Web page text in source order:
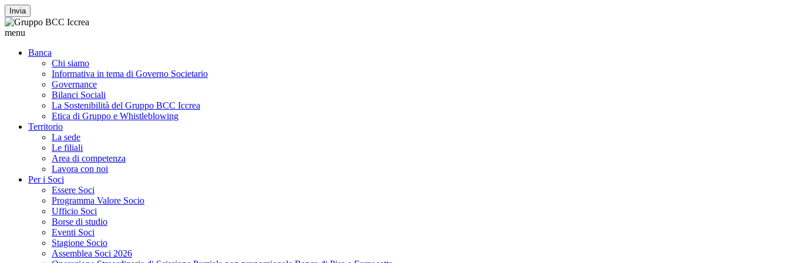
Invia
menu
Banca
Chi siamo
Informativa in tema di Governo Societario
Governance
Bilanci Sociali
La Sostenibilità del Gruppo BCC Iccrea
Etica di Gruppo e Whistleblowing
Territorio
La sede
Le filiali
Area di competenza
Lavora con noi
Per i Soci
Essere Soci
Programma Valore Socio
Ufficio Soci
Borse di studio
Eventi Soci
Stagione Socio
Assemblea Soci 2026